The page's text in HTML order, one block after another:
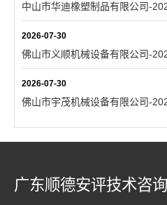
中山市华迪橡塑制品有限公司-
2026-07-30
佛山市义顺机械设备有限公司-
2026-07-30
佛山市宇茂机械设备有限公司-
广东顺德安评技术咨